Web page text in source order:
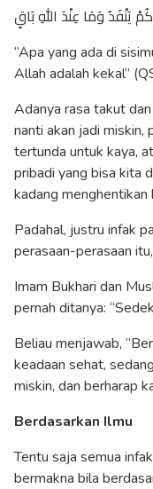
يَنْفَدُ وَمَا عِنْدَ اللّٰهِ بَاقٍ
“Apa yang ada di
Allah adalah kekal”
Adanya rasa takut
nanti akan jadi miskin,
tertunda untuk kaya,
pribadi yang bisa kita
kadang menghentikan
Padahal, justru infak
perasaan-perasaan
Imam Bukhari dan
pernah ditanya:
Beliau menjawab,
keadaan sehat,
miskin, dan berharap
Berdasarkan Ilmu
Tentu saja semua
bermakna bila